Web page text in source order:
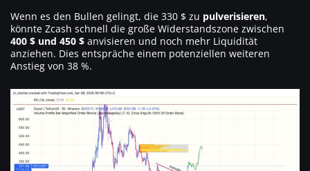
Wenn es den Bullen gelingt, die 330 $ zu pulverisieren,
könnte Zcash schnell die große Widerstandszone zwischen
400 $ und 450 $ anvisieren und noch mehr Liquidität
anziehen. Dies entspräche einem potenziellen weiteren
Anstieg von 38 %.